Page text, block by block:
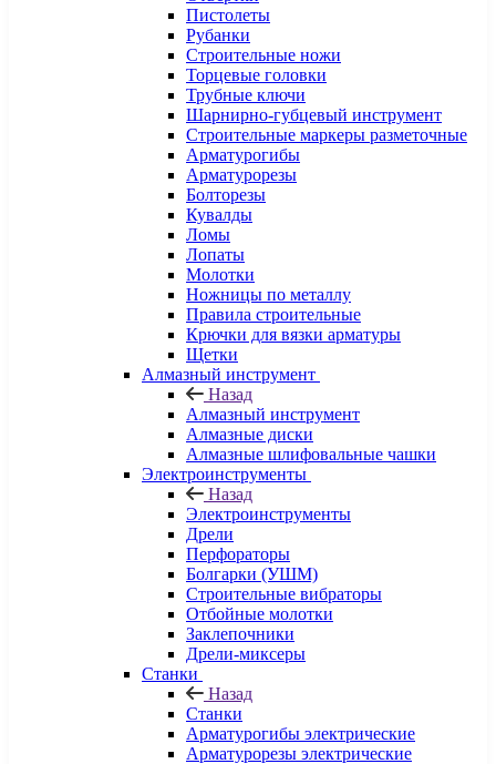
Пистолеты
Рубанки
Строительные ножи
Торцевые головки
Трубные ключи
Шарнирно-губцевый инструмент
Строительные маркеры разметочные
Арматурогибы
Арматурорезы
Болторезы
Кувалды
Ломы
Лопаты
Молотки
Ножницы по металлу
Правила строительные
Крючки для вязки арматуры
Щетки
Алмазный инструмент
Назад
Алмазный инструмент
Алмазные диски
Алмазные шлифовальные чашки
Электроинструменты
Назад
Электроинструменты
Дрели
Перфораторы
Болгарки (УШМ)
Строительные вибраторы
Отбойные молотки
Заклепочники
Дрели-миксеры
Станки
Назад
Станки
Арматурогибы электрические
Арматурорезы электрические